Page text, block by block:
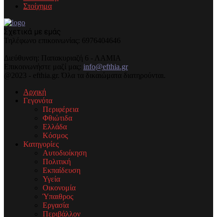
Στοίχημα
Σχετικά με εμάς
Τηλέφωνo επικοινωνίας: 6976404646
Διεύθυνση: Παπακυριαζή 6 - ΛΑΜΙΑ
Επικοινωνήστε μαζί μας: info@efthia.gr
@2023 - efthia.gr. Όλα τα δικαιώματα διατηρούνται.
Αρχική
Γεγονότα
Περιφέρεια
Φθιώτιδα
Ελλάδα
Κόσμος
Κατηγορίες
Αυτοδιοίκηση
Πολιτική
Εκπαίδευση
Υγεία
Οικονομία
Ύπαιθρος
Εργασία
Περιβάλλον